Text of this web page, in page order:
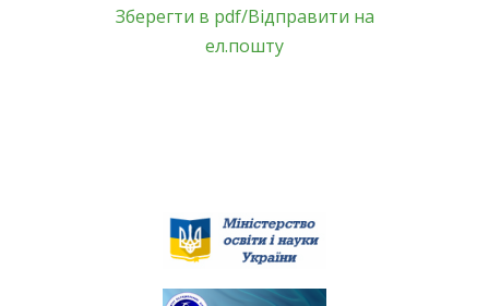
Зберегти в pdf/Відправити на
ел.пошту